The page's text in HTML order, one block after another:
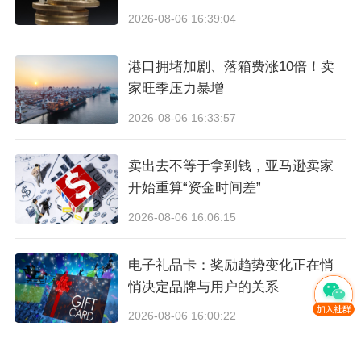
（图片来源：CoGoLinks）
于鑫在会议中谈到，尽管近年来，全球贸易环境
2026-08-06 16:39:04
港口拥堵加剧、落箱费涨10倍！卖
家旺季压力暴增
2026-08-06 16:33:57
卖出去不等于拿到钱，亚马逊卖家
开始重算“资金时间差”
2026-08-06 16:06:15
电子礼品卡：奖励趋势变化正在悄
悄决定品牌与用户的关系
2026-08-06 16:00:22